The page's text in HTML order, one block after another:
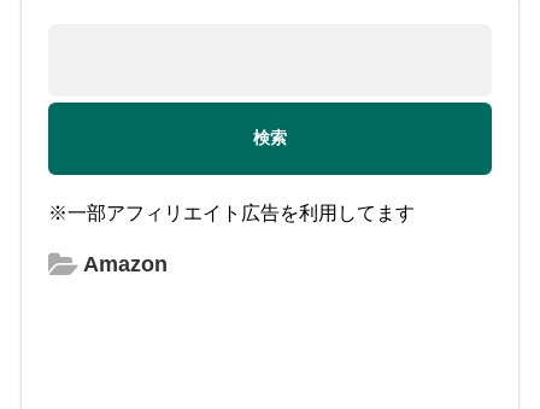
※一部アフィリエイト広告を利用してます
Amazon